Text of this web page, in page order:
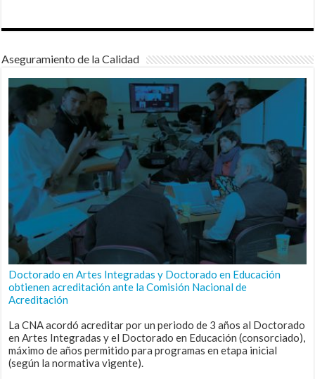
Aseguramiento de la Calidad
Doctorado en Artes Integradas y Doctorado en Educación
obtienen acreditación ante la Comisión Nacional de
Acreditación
La CNA acordó acreditar por un periodo de 3 años al Doctorado
en Artes Integradas y el Doctorado en Educación (consorciado),
máximo de años permitido para programas en etapa inicial
(según la normativa vigente).